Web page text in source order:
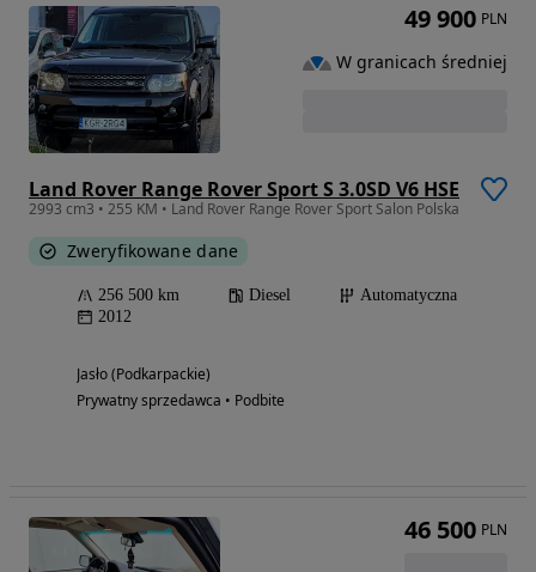
Land Rover Range Rover Sport S 3.0SD V6 HSE
2993 cm3 • 255 KM • Land Rover Range Rover Sport Salon Polska
Zweryfikowane dane
256 500 km Diesel
Automatyczna
2012
Jasło (Podkarpackie)
Prywatny sprzedawca • Podbite
49 900 PLN
W granicach średniej
46 500 PLN